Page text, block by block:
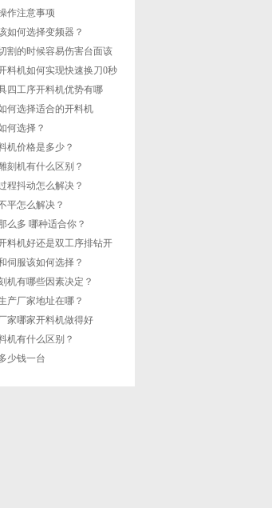
作注意事项
如何选择变频器？
割的时候容易伤害台面该
料机如何实现快速换刀0秒
四工序开料机优势有哪
何选择适合的开料机
何选择？
机价格是多少？
刻机有什么区别？
程抖动怎么解决？
平怎么解决？
么多 哪种适合你？
料机好还是双工序排钻开
伺服该如何选择？
机有哪些因素决定？
产厂家地址在哪？
家哪家开料机做得好
机有什么区别？
少钱一台